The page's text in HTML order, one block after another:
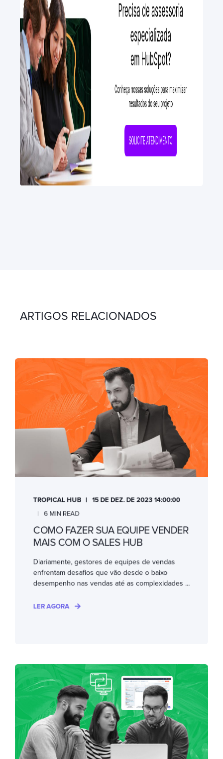
ARTIGOS RELACIONADOS
TROPICAL HUB
15 DE DEZ. DE 2023 14:00:00
6 MIN READ
COMO FAZER SUA EQUIPE VENDER
MAIS COM O SALES HUB
Diariamente, gestores de equipes de vendas
enfrentam desafios que vão desde o baixo
desempenho nas vendas até as complexidades ...
LER AGORA